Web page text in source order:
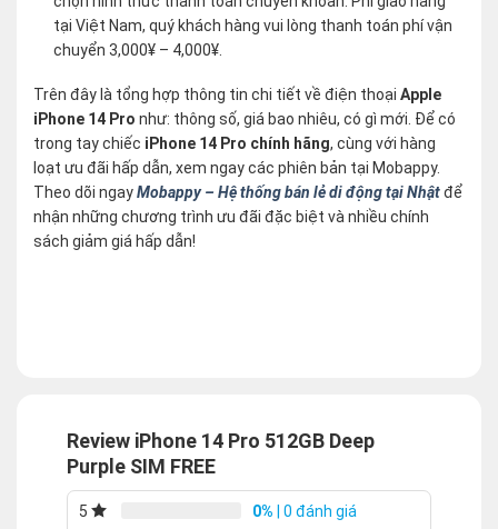
tại Việt Nam, quý khách hàng vui lòng thanh toán phí vận
chuyển 3,000¥ – 4,000¥.
Trên đây là tổng hợp thông tin chi tiết về điện thoại Apple
iPhone 14 Pro như: thông số, giá bao nhiêu, có gì mới. Để có
trong tay chiếc iPhone 14 Pro chính hãng, cùng với hàng
loạt ưu đãi hấp dẫn, xem ngay các phiên bản tại Mobappy.
Theo dõi ngayMobappy – Hệ thống bán lẻ di động tại Nhậtđể
nhận những chương trình ưu đãi đặc biệt và nhiều chính
sách giảm giá hấp dẫn!
Review iPhone 14 Pro 512GB Deep
Purple SIM FREE
5 0% | 0 đánh giá